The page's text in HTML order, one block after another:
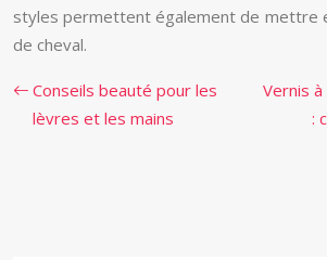
styles permettent également de mettre
de cheval.
Conseils beauté pour les
lèvres et les mains
Vernis
: